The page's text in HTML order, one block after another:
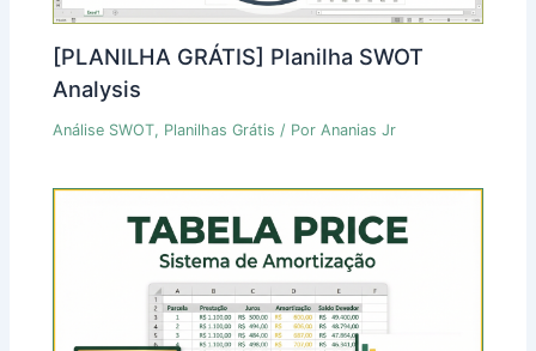
[PLANILHA GRÁTIS] Planilha SWOT
Analysis
Análise SWOT, Planilhas Grátis / PorAnanias Jr